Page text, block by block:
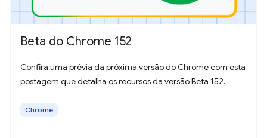
Beta do Chrome 152
Confira uma prévia da próxima versão do Chrome com esta
postagem que detalha os recursos da versão Beta 152.
Chrome